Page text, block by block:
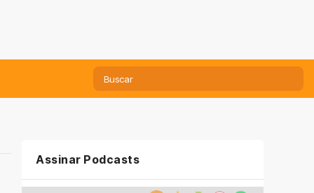
Assinar Podcasts